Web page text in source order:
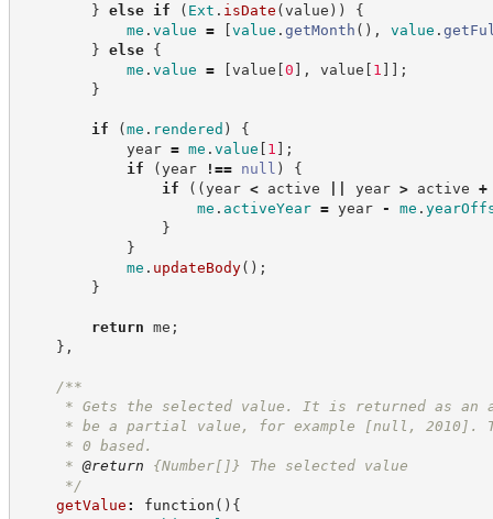
} else if ( Ext . isDate (value ) )
{
me . value = [value . getMonth ( ) , value .
} else
{
me . value = [value [0 ] , value [ 1 ] ] ;
}
if (me . rendered )
{
year = me . value [ 1 ] ;
if
(year !== null )
{
if
( (year < active year > active +
me . activeYear = year - me .
}
}
me . updateBody( ) ;
}
return me ;
} ,
/**
* Gets the selected value. It is returned as an
* be a partial value, for example [null, 2010].
* 0 based.
* @return {Number[]}
The selected value
*/
getValue : function ( ) {